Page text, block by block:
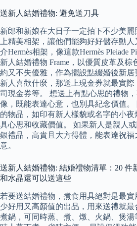
送新人結婚禮物: 避免送刀具
新郎和新娘在大日子一定拍下不少美
上精美相架，讓他們能夠好好儲存動
介Hermès相架，像這款Hermès Pleiade
新人結婚禮物 Frame，以優質皮革及
約又不失優雅，作為擺設點綴婚後新
新人喜歡什麼，那送上現金券就最實
司現金券等。 想送上有點心思的禮物
像，既能表達心意，也別具紀念價值
的物品，如印有新人樣貌或名字的小
具心思和收藏價值。 如果新人是親人
銀禮品，高貴且大方得體，能表達祝
意。
送新人結婚禮物: 結婚禮物清單：20 件
和水晶還可以送這些
若要送結婚禮物，煮食用具絕對是最
少好用又高顏值的出品，用來送禮就最
煮鍋，可同時蒸、煮、燉、火鍋、煲湯